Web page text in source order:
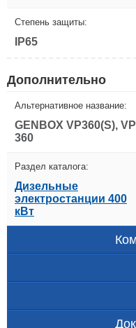
Степень защиты:
IP65
Дополнительно
Альтернативное название:
GENBOX VP360(S),
360
Раздел каталога:
Дизельные
электростанции 400
кВт